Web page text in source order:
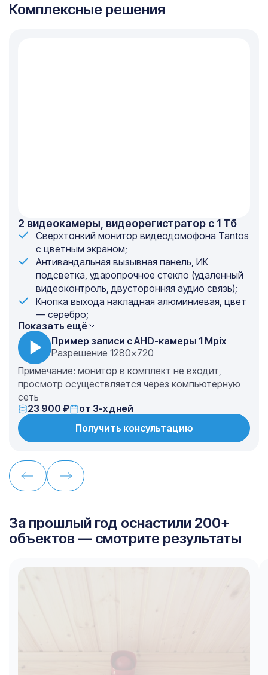
Комплексные решения
2 видеокамеры, видеорегистратор с 1 Тб
Сверхтонкий монитор видеодомофона Tantos
с цветным экраном;
Антивандальная вызывная панель, ИК
подсветка, ударопрочное стекло (удаленный
видеоконтроль, двусторонняя аудио связь);
Кнопка выхода накладная алюминиевая, цвет
— серебро;
Показать ещё
Пример записи с AHD-камеры 1 Mpix
Разрешение 1280×720
Примечание: монитор в комплект не входит,
просмотр осуществляется через компьютерную
сеть
23 900 ₽
от 3-х дней
Получить консультацию
За прошлый год оснастили 200+
объектов — смотрите результаты